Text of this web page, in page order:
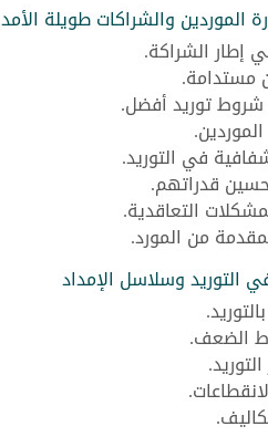
الموردين والشراكات طويلة الأمد
إطار الشراكة.
مستدامة.
شروط توريد أفضل.
في التوريد.
قدراتهم.
التعاقدية.
من المورد.
التوريد وسلاسل الإمداد
الضعف.